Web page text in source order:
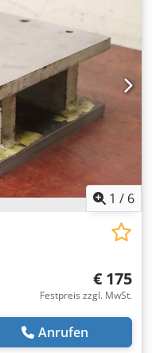
1 / 6
€ 175
Festpreis zzgl. MwSt.
Anrufen